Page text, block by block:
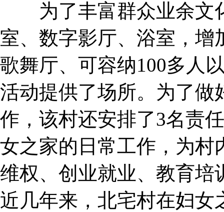
为了丰富群众业余文
室、数字影厅、浴室，增
歌舞厅、可容纳100多人
活动提供了场所。为了做
作，该村还安排了3名责
女之家的日常工作，为村
维权、创业就业、教育培
近几年来，北宅村在妇女